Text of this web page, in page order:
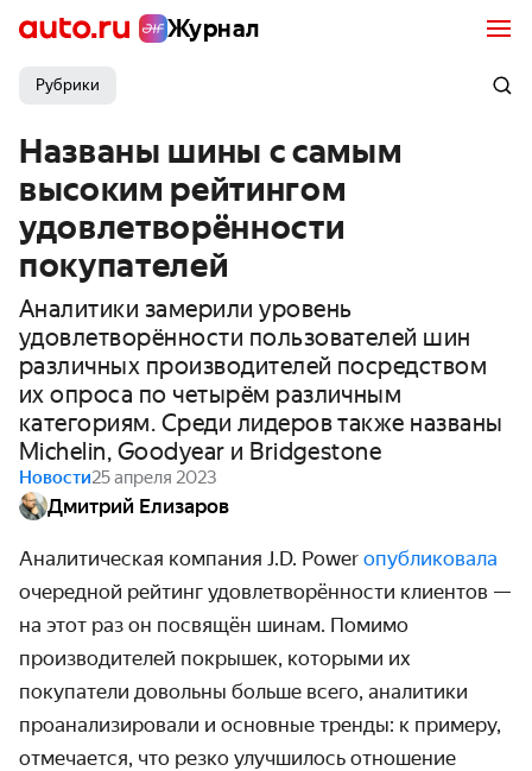
Журнал
Рубрики
Названы шины с самым
высоким рейтингом
удовлетворённости
покупателей
Аналитики замерили уровень
удовлетворённости пользователей шин
различных производителей посредством
их опроса по четырём различным
категориям. Среди лидеров также названы
Michelin, Goodyear и Bridgestone
Новости25 апреля 2023
Дмитрий Елизаров
Аналитическая компания J.D. Power опубликовала
очередной рейтинг удовлетворённости клиентов —
на этот раз он посвящён шинам. Помимо
производителей покрышек, которыми их
покупатели довольны больше всего, аналитики
проанализировали и основные тренды: к примеру,
отмечается, что резко улучшилось отношение